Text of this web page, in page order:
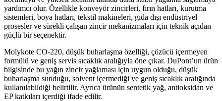
yardımcı olur. Özellikle konveyör zincirleri, fırın hatları, kurutma
sistemleri, boya hatları, tekstil makineleri, gıda dışı endüstriyel
prosesler ve sürekli çalışan zincir mekanizmaları için teknik açıdan
güçlü bir seçenektir.
Molykote CO-220, düşük buharlaşma özelliği, çözücü içermeyen
formülü ve geniş servis sıcaklık aralığıyla öne çıkar. DuPont’un ürün
bilgisinde bu yağın zincir yağlaması için uygun olduğu, düşük
buharlaşma sunduğu, solvent içermediği ve geniş sıcaklık aralığında
kullanılabildiği belirtilir. Ayrıca ürünün sentetik yağ, antioksidan ve
EP katkıları içerdiği ifade edilir.